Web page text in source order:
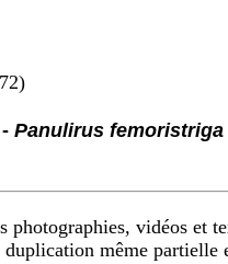
Panulirus femoristriga
photographies, vidéos et
duplication même partielle